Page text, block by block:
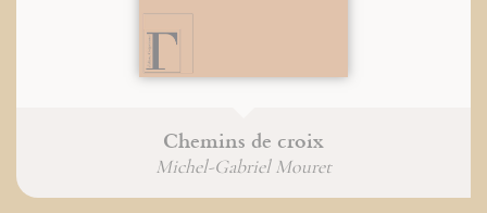
Chemins de croix
Michel-Gabriel Mouret